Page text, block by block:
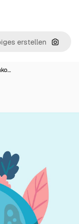
Nach